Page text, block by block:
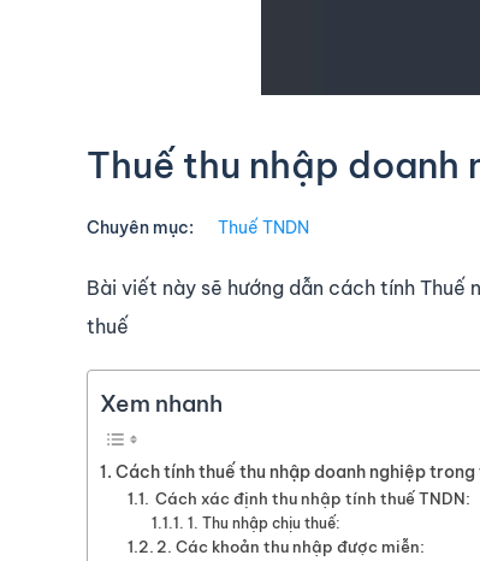
Thuế thu nhập doanh
Chuyên mục: Thuế TNDN
Bài viết này sẽ hướng dẫn cách tính
thuế
Xem nhanh
Cách tính thuế thu nhập doanh nghiệp
Cách xác định thu nhập tính thuế TNDN:
1. Thu nhập chịu thuế:
2. Các khoản thu nhập được miễn: